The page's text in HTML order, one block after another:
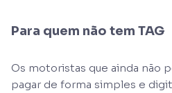
Para quem não tem TAG
Os motoristas que ainda não
pagar de forma simples e